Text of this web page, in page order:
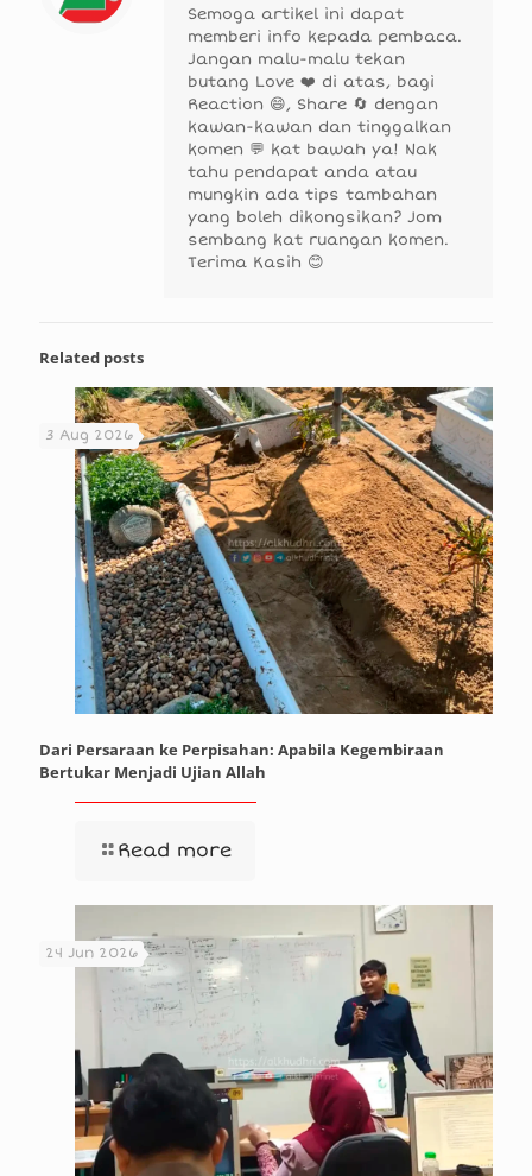
Semoga artikel ini dapat
memberi info kepada pembaca.
Jangan malu-malu tekan
butang Love ❤️ di atas, bagi
Reaction 😄, Share 🔄 dengan
kawan-kawan dan tinggalkan
komen 💬 kat bawah ya! Nak
tahu pendapat anda atau
mungkin ada tips tambahan
yang boleh dikongsikan? Jom
sembang kat ruangan komen.
Terima Kasih 😊
Related posts
3 Aug 2026
Dari Persaraan ke Perpisahan: Apabila Kegembiraan
Bertukar Menjadi Ujian Allah
Read more
24 Jun 2026